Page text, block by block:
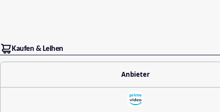
Kaufen & Leihen
Anbieter